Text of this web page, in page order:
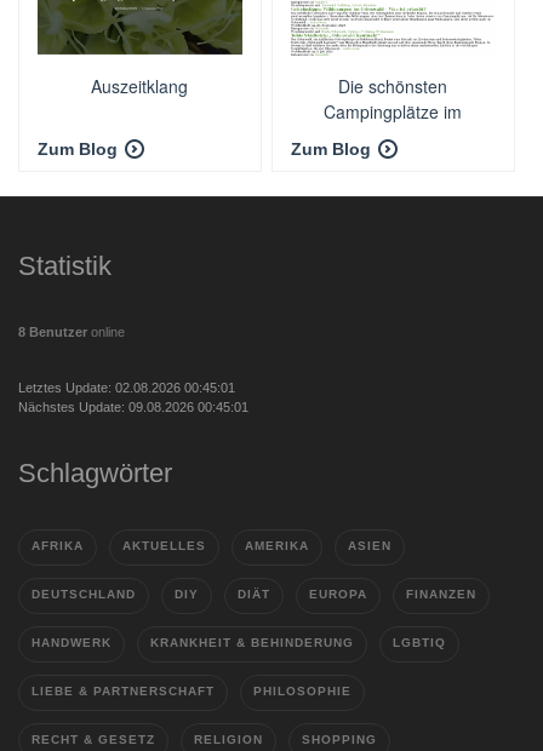
Auszeitklang
Zum Blog
Die schönsten
Campingplätze im
Odenwald ~ Camping im
Odenwald
Zum Blog
Statistik
8 Benutzer online
Letztes Update: 02.08.2026 00:45:01
Nächstes Update: 09.08.2026 00:45:01
Schlagwörter
AFRIKA AKTUELLES AMERIKA ASIEN
DEUTSCHLAND DIY DIÄT EUROPA FINANZEN
HANDWERK KRANKHEIT & BEHINDERUNG LGBTIQ
LIEBE & PARTNERSCHAFT PHILOSOPHIE
RECHT & GESETZ RELIGION SHOPPING